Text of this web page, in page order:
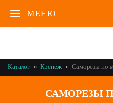
МЕНЮ
Каталог Крепеж Саморезы по
САМОРЕЗЫ